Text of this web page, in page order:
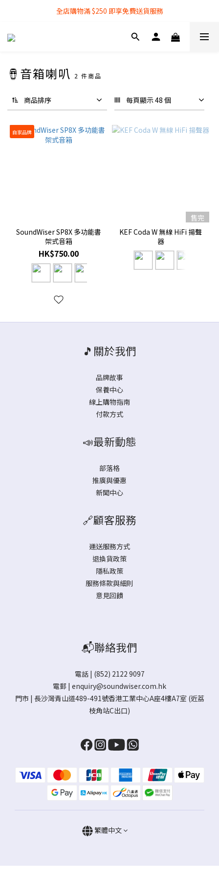
全店購物滿 $250 即享免費送貨服務
全店購物滿 $250 即享免費送貨服務
『銀行轉帳』付款方式 可享額外 3% 折扣回贈
🪘音箱喇叭 2 件商品
商品排序 每頁顯示 48 個
自家品牌
SoundWiser SP8X 多功能書
架式音箱
HK$750.00
售完
KEF Coda W 無線 HiFi 揚聲
器
🎵關於我們
品牌故事
保養中心
線上購物指南
付款方式
📣最新動態
部落格
推廣與優惠
新聞中心
🔗顧客服務
運送服務方式
退換貨政策
隱私政策
服務條款與細則
意見回饋
📬聯絡我們
電話 | (852) 2122 9097
電郵 | enquiry@soundwiser.com.hk
門市 | 長沙灣青山道489-491號香港工業中心A座4樓A7室 (近荔
枝角站C出口)
繁體中文